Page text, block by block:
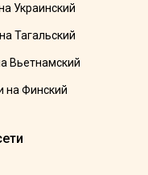
Украинский
Тагальский
Вьетнамский
на Финский